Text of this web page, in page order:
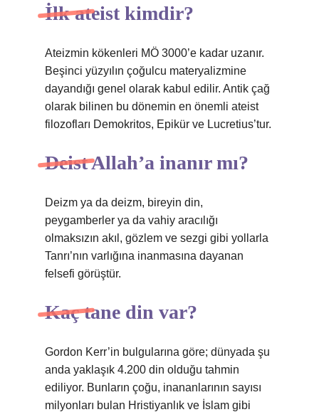
İlk ateist kimdir?
Ateizmin kökenleri MÖ 3000’e kadar uzanır.
Beşinci yüzyılın çoğulcu materyalizmine
dayandığı genel olarak kabul edilir. Antik çağ
olarak bilinen bu dönemin en önemli ateist
filozofları Demokritos, Epikür ve Lucretius’tur.
Deist Allah’a inanır mı?
Deizm ya da deizm, bireyin din,
peygamberler ya da vahiy aracılığı
olmaksızın akıl, gözlem ve sezgi gibi yollarla
Tanrı’nın varlığına inanmasına dayanan
felsefi görüştür.
Kaç tane din var?
Gordon Kerr’in bulgularına göre; dünyada şu
anda yaklaşık 4.200 din olduğu tahmin
ediliyor. Bunların çoğu, inananlarının sayısı
milyonları bulan Hristiyanlık ve İslam gibi